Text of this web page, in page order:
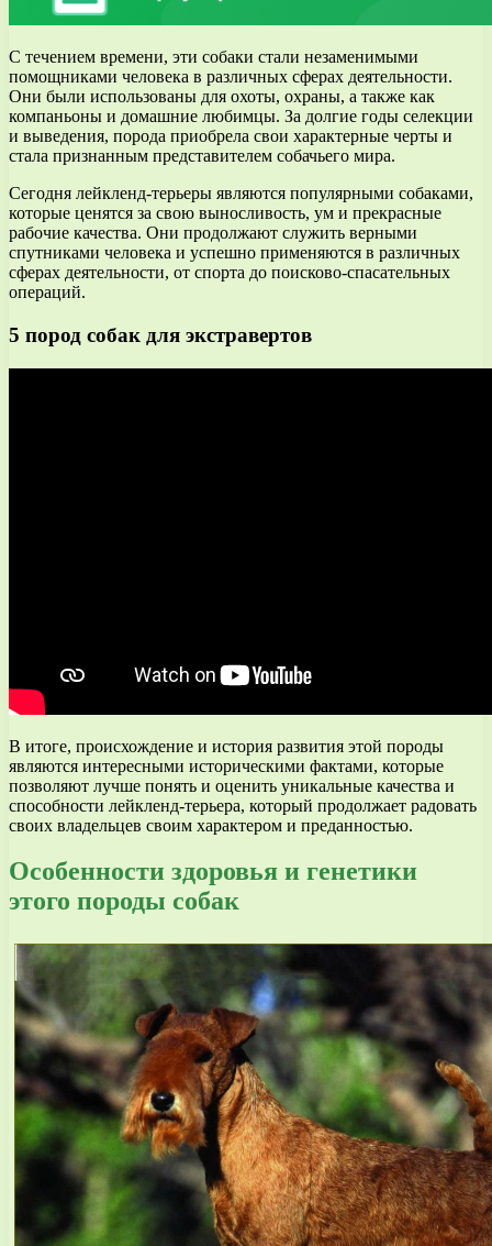
С течением времени, эти собаки стали незаменимыми
помощниками человека в различных сферах деятельности.
Они были использованы для охоты, охраны, а также как
компаньоны и домашние любимцы. За долгие годы селекции
и выведения, порода приобрела свои характерные черты и
стала признанным представителем собачьего мира.
Сегодня лейкленд-терьеры являются популярными собаками,
которые ценятся за свою выносливость, ум и прекрасные
рабочие качества. Они продолжают служить верными
спутниками человека и успешно применяются в различных
сферах деятельности, от спорта до поисково-спасательных
операций.
5 пород собак для экстравертов
В итоге, происхождение и история развития этой породы
являются интересными историческими фактами, которые
позволяют лучше понять и оценить уникальные качества и
способности лейкленд-терьера, который продолжает радовать
своих владельцев своим характером и преданностью.
Особенности здоровья и генетики
этого породы собак